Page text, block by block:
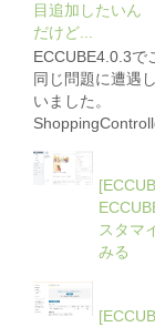
目追加したいん
だけど...
ECCUBE4.0.3で
同じ問題に遭遇
いました。
スタマ
みる